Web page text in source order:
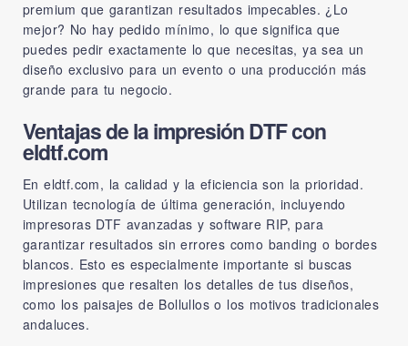
premium que garantizan resultados impecables. ¿Lo
mejor? No hay pedido mínimo, lo que significa que
puedes pedir exactamente lo que necesitas, ya sea un
diseño exclusivo para un evento o una producción más
grande para tu negocio.
Ventajas de la impresión DTF con
eldtf.com
En eldtf.com, la calidad y la eficiencia son la prioridad.
Utilizan tecnología de última generación, incluyendo
impresoras DTF avanzadas y software RIP, para
garantizar resultados sin errores como banding o bordes
blancos. Esto es especialmente importante si buscas
impresiones que resalten los detalles de tus diseños,
como los paisajes de Bollullos o los motivos tradicionales
andaluces.